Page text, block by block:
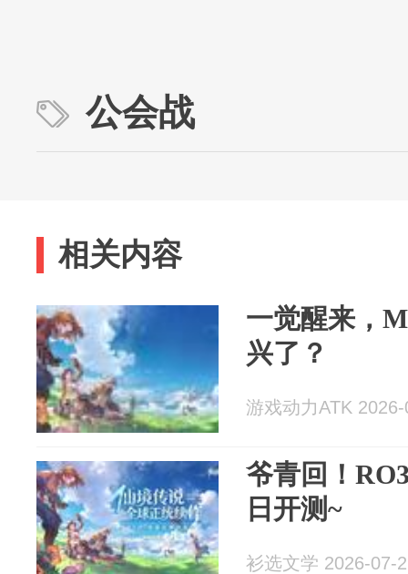
公会战
相关内容
一觉醒来，
兴了？
游戏动力ATK
爷青回！
日开测~
衫选文学 2026-07-